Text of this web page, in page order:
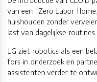
van een “Zero Labor
huishouden zonder
last van dagelijkse routines
LG ziet robotics als een
fors in onderzoek en
assistenten verder te